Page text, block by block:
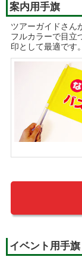
案内用手旗
ツアーガイドさん
フルカラーで目立
印として最適です。
イベント用手旗